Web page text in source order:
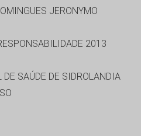
JERONYMO
2013
DE SAÚDE DE SIDROLANDIA